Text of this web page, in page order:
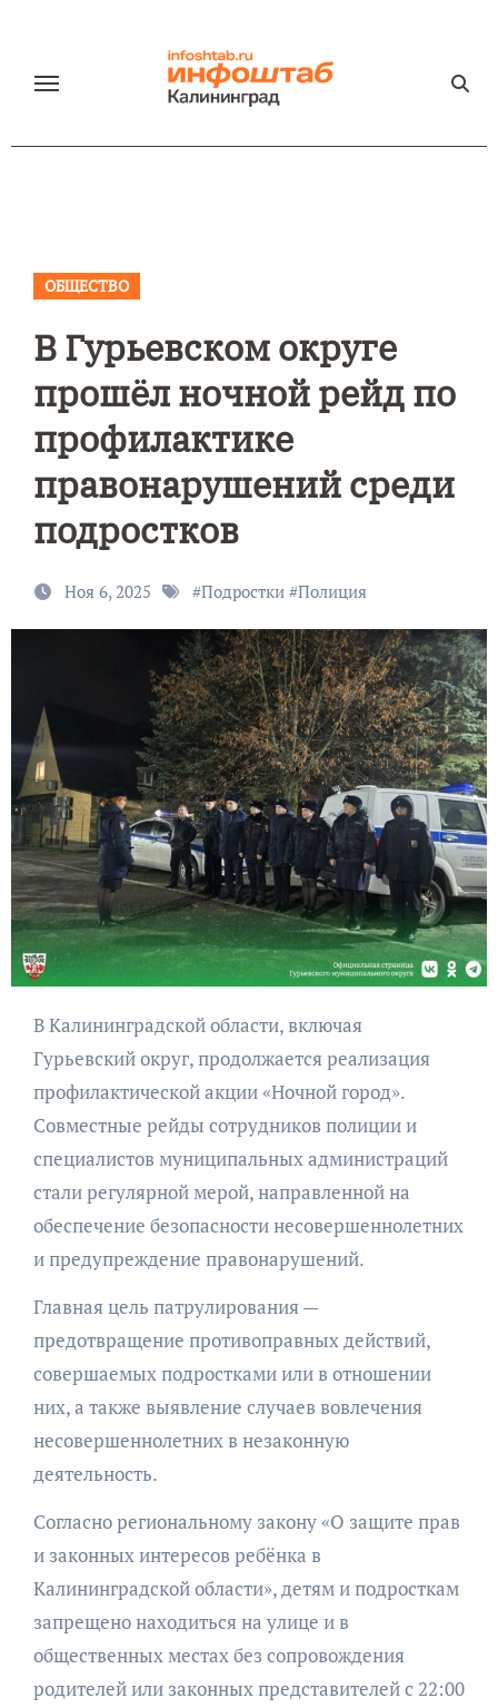
содержанию
ОБЩЕСТВО
В Гурьевском округе
прошёл ночной рейд по
профилактике
правонарушений среди
подростков
Ноя 6, 2025 #Подростки#Полиция
В Калининградской области, включая
Гурьевский округ, продолжается реализация
профилактической акции «Ночной город».
Совместные рейды сотрудников полиции и
специалистов муниципальных администраций
стали регулярной мерой, направленной на
обеспечение безопасности несовершеннолетних
и предупреждение правонарушений.
Главная цель патрулирования —
предотвращение противоправных действий,
совершаемых подростками или в отношении
них, а также выявление случаев вовлечения
несовершеннолетних в незаконную
деятельность.
Согласно региональному закону «О защите прав
и законных интересов ребёнка в
Калининградской области», детям и подросткам
запрещено находиться на улице и в
общественных местах без сопровождения
родителей или законных представителей с 22:00